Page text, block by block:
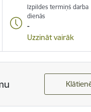
Izpildes termiņš darba
dienās
-
Uzzināt vairāk